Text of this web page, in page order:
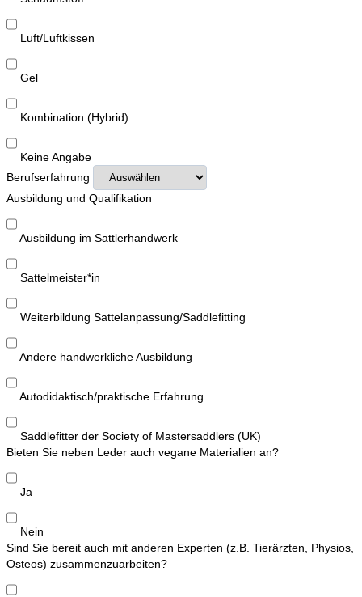
Luft/Luftkissen
Gel
Kombination (Hybrid)
Keine Angabe
Berufserfahrung
Ausbildung und Qualifikation
Ausbildung im Sattlerhandwerk
Sattelmeister*in
Weiterbildung Sattelanpassung/Saddlefitting
Andere handwerkliche Ausbildung
Autodidaktisch/praktische Erfahrung
Saddlefitter der Society of Mastersaddlers (UK)
Bieten Sie neben Leder auch vegane Materialien an?
Ja
Nein
Sind Sie bereit auch mit anderen Experten (z.B. Tierärzten, Physios,
Osteos) zusammenzuarbeiten?